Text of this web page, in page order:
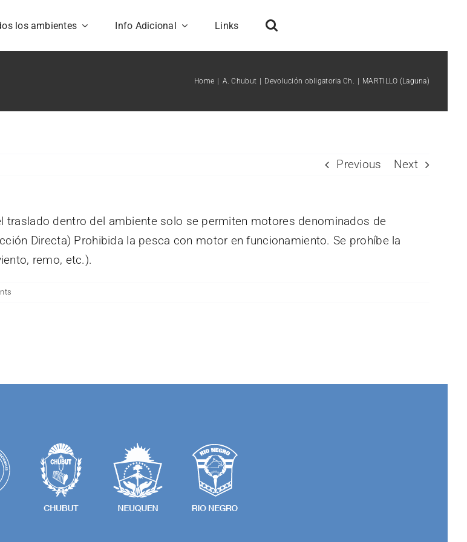
los ambientes Info Adicional Links
Home A. Chubut Devolución obligatoria Ch. MARTILLO (Laguna)
Previous Next
dentro del ambiente solo se permiten motores denominados de
Directa) Prohibida la pesca con motor en funcionamiento. Se prohíbe la
remo, etc.).